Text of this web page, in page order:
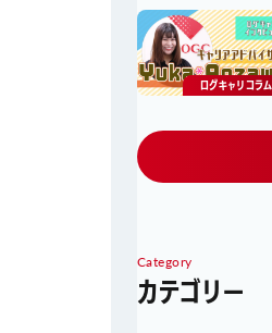
ログキャリコラム
Category
カテゴリー